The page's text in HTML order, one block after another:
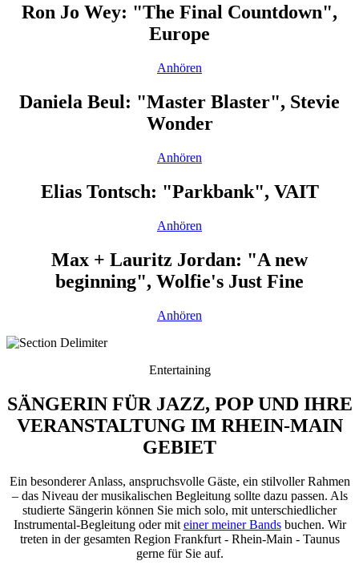
Ron Jo Wey: "The Final Countdown",
Europe
Anhören
Daniela Beul: "Master Blaster", Stevie
Wonder
Anhören
Elias Tontsch: "Parkbank", VAIT
Anhören
Max + Lauritz Jordan: "A new
beginning", Wolfie's Just Fine
Anhören
Entertaining
SÄNGERIN FÜR JAZZ, POP UND IHRE
VERANSTALTUNG IM RHEIN-MAIN
GEBIET
Ein besonderer Anlass, anspruchsvolle Gäste, ein stilvoller Rahmen
– das Niveau der musikalischen Begleitung sollte dazu passen. Als
studierte Sängerin können Sie mich solo, mit unterschiedlicher
Instrumental-Begleitung oder mit einer meiner Bandsbuchen. Wir
treten in der gesamten Region Frankfurt - Rhein-Main - Taunus
gerne für Sie auf.